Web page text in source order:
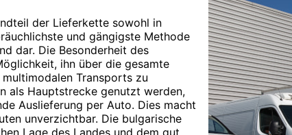
der Lieferkette sowohl in
und gängigste Methode
dar. Die Besonderheit des
ihn über die gesamte
Transports zu
als Hauptstrecke genutzt werden,
Auslieferung per Auto. Dies macht
unverzichtbar. Die bulgarische
Lage des Landes und dem gut